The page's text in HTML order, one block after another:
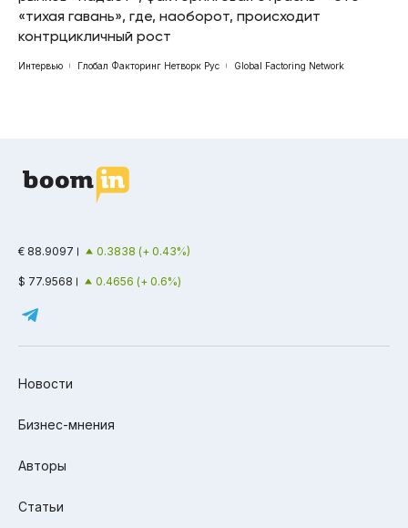
«тихая гавань», где, наоборот, происходит
контрцикличный рост
Интервью Глобал Факторинг Нетворк Рус Global Factoring Network
€ 88.9097 0.3838 (+ 0.43%)
$ 77.9568 0.4656 (+ 0.6%)
Новости
Бизнес-мнения
Авторы
Статьи